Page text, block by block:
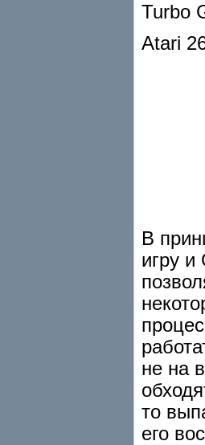
Turbo
Atari
В
игру и
не на
то
его